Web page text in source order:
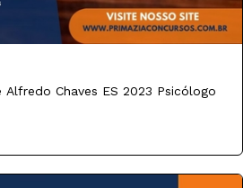
Chaves ES 2023 Psicólogo